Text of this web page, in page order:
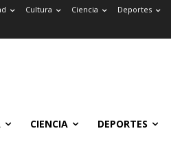
Cultura Ciencia Deportes
CIENCIA DEPORTES